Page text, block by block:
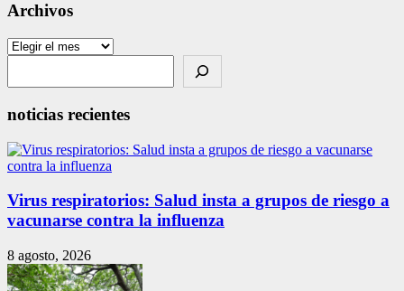
Archivos
Archivos
noticias recientes
Virus respiratorios: Salud insta a grupos de riesgo a
vacunarse contra la influenza
8 agosto, 2026